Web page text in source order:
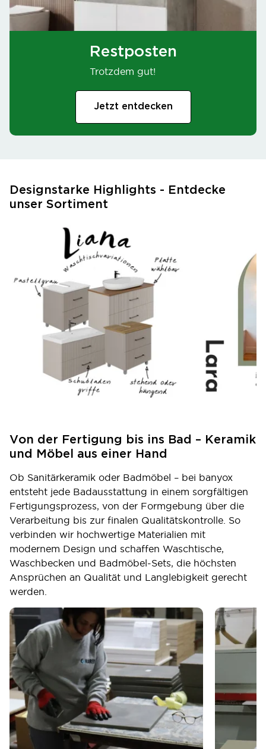
Restposten
Trotzdem gut!
Jetzt entdecken
Designstarke Highlights - Entdecke
unser Sortiment
Von der Fertigung bis ins Bad – Keramik
und Möbel aus einer Hand
Ob Sanitärkeramik oder Badmöbel – bei banyox
entsteht jede Badausstattung in einem sorgfältigen
Fertigungsprozess, von der Formgebung über die
Verarbeitung bis zur finalen Qualitätskontrolle. So
verbinden wir hochwertige Materialien mit
modernem Design und schaffen Waschtische,
Waschbecken und Badmöbel-Sets, die höchsten
Ansprüchen an Qualität und Langlebigkeit gerecht
werden.